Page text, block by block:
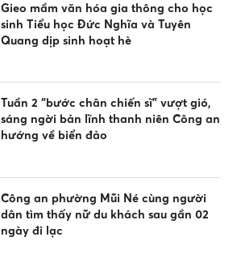
Gieo mầm văn hóa gia thông cho học
sinh Tiểu học Đức Nghĩa và Tuyên
Quang dịp sinh hoạt hè
Tuần 2 “bước chân chiến sĩ” vượt gió,
sáng ngời bản lĩnh thanh niên Công an
hướng về biển đảo
Công an phường Mũi Né cùng người
dân tìm thấy nữ du khách sau gần 02
ngày đi lạc